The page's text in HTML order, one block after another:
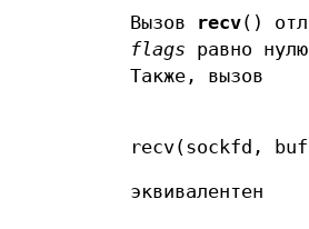
Вызов recv()
flags равно
Также, вызов
recv(sockfd,
эквивалентен